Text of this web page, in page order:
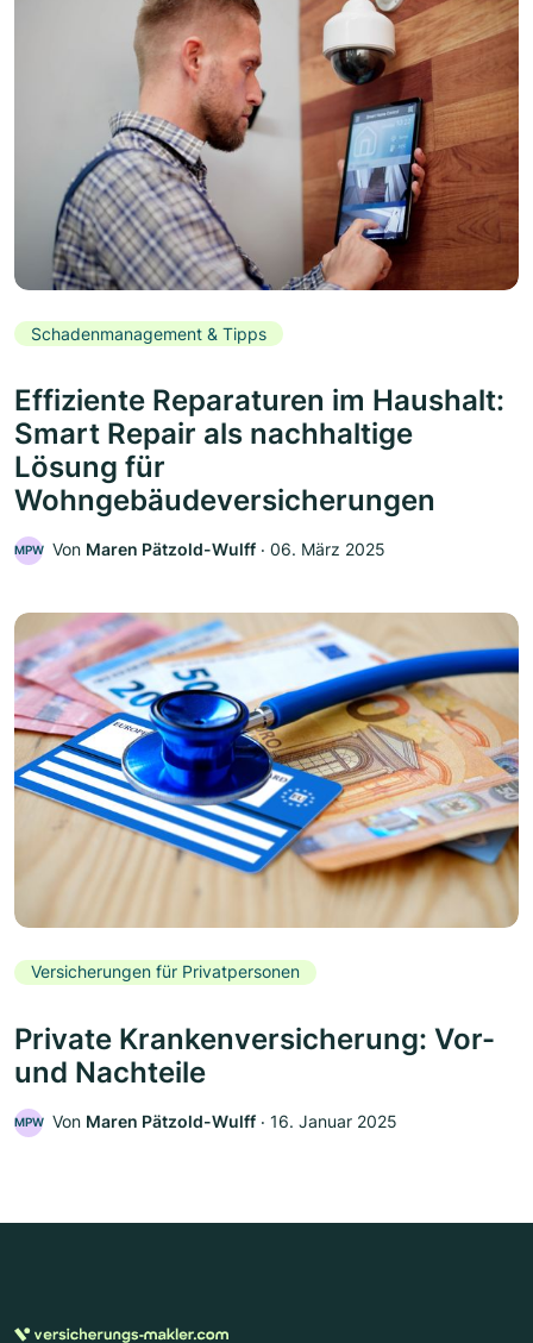
Schadenmanagement & Tipps
Effiziente Reparaturen im Haushalt:
Smart Repair als nachhaltige
Lösung für
Wohngebäudeversicherungen
MPW Von Maren Pätzold-Wulff ‧ 06. März 2025
Versicherungen für Privatpersonen
Private Krankenversicherung: Vor-
und Nachteile
MPW Von Maren Pätzold-Wulff ‧ 16. Januar 2025